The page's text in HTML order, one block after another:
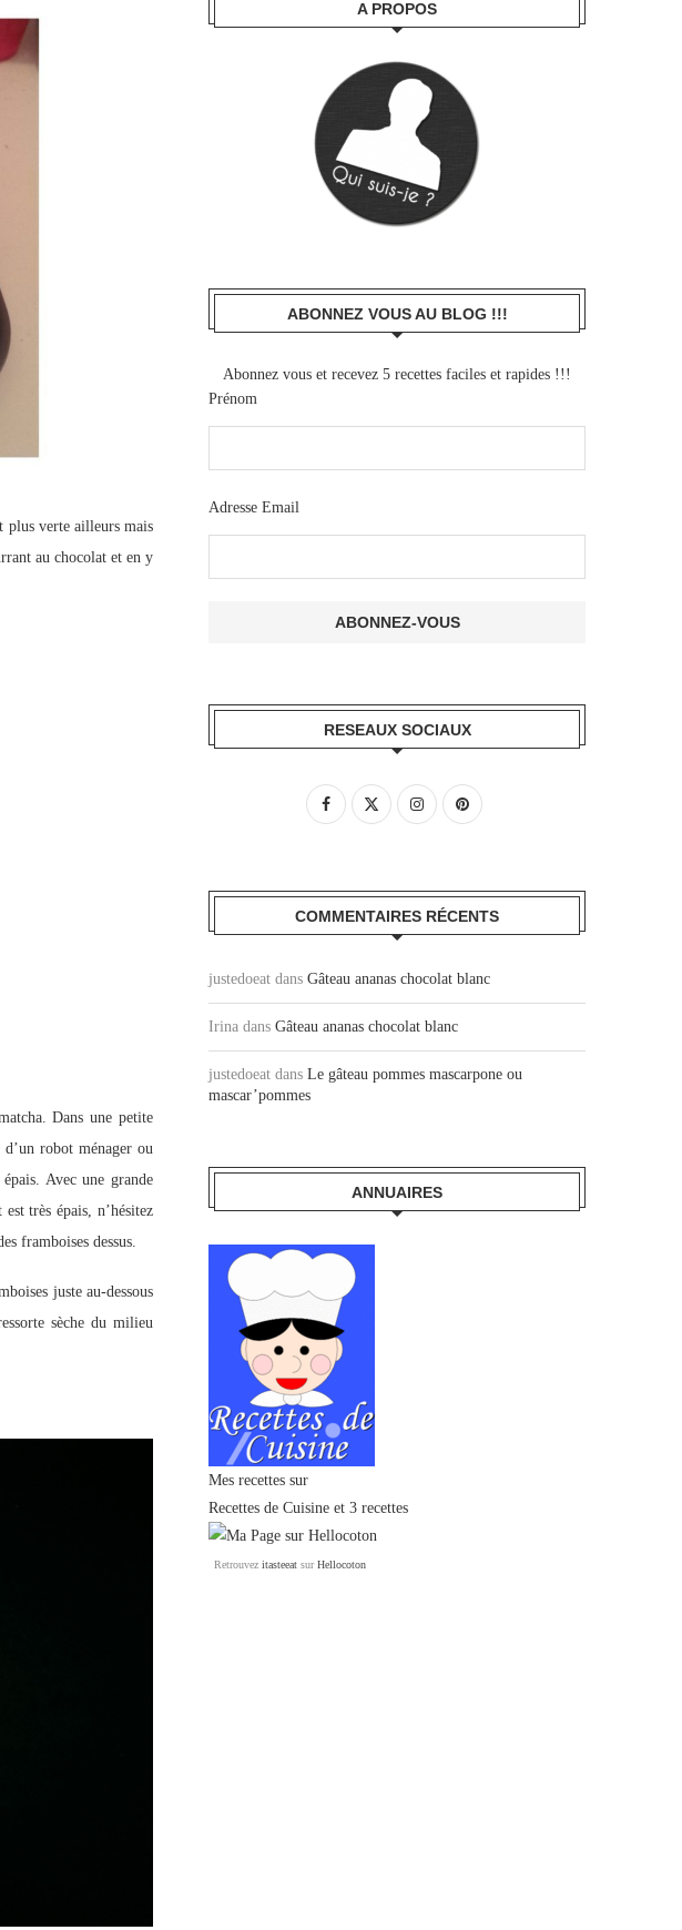
plus verte ailleurs mais
au chocolat et en y
Dans une petite
robot ménager ou
Avec une grande
très épais, n’hésitez
framboises dessus.
juste au-dessous
sèche du milieu
A PROPOS
ABONNEZ VOUS AU BLOG !!!
Abonnez vous et recevez 5 recettes faciles et rapides !!!
Prénom
Adresse Email
RESEAUX SOCIAUX
COMMENTAIRES RÉCENTS
justedoeat dans Gâteau ananas chocolat blanc
Irina dans Gâteau ananas chocolat blanc
justedoeat dans Le gâteau pommes mascarpone ou
mascar’pommes
ANNUAIRES
Mes recettes sur
Recettes de Cuisine et 3 recettes
Retrouvez itasteeat surHellocoton